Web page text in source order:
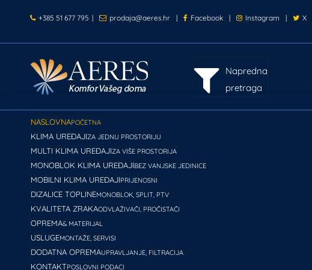
+385 51 677 795 | prodaja@aeres.hr | Facebook | Instagram | X
Napredna
pretraga
NASLOVNAPOČETNA
KLIMA UREĐAJIZA JEDNU PROSTORIJU
MULTI KLIMA UREĐAJIZA VIŠE PROSTORIJA
MONOBLOK KLIMA UREĐAJIBEZ VANJSKE JEDINICE
MOBILNI KLIMA UREĐAJIPRIJENOSNI
DIZALICE TOPLINEMONOBLOK, SPLIT, PTV
KVALITETA ZRAKAODVLAŽIVAČI, PROČISTAČI
OPREMA& MATERIJAL
USLUGEMONTAŽE, SERVISI
DODATNA OPREMAUPRAVLJANJE, FILTRACIJA
KONTAKTPOSLOVNI PODACI